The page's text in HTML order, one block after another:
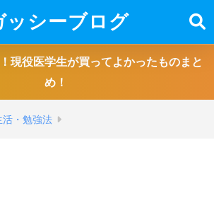
ッシーブログ
現役医学生が買ってよかったものまと
め！
活・勉強法